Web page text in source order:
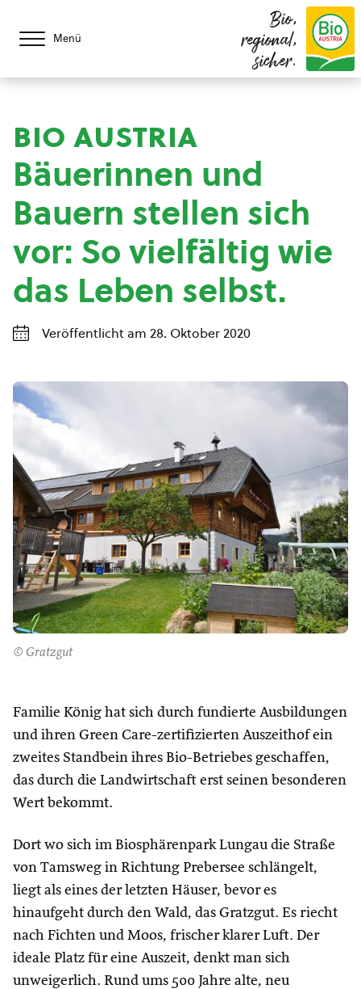
Menü
Bio,
regional,
sicher.
bio austria
Bäuerinnen und
Bauern stellen sich
vor: So vielfältig wie
das Leben selbst.
Veröffentlicht am 28. Oktober 2020
© Gratzgut
Familie König hat sich durch fundierte Ausbildungen
und ihren Green Care-zertifizierten Auszeithof ein
zweites Standbein ihres Bio-Betriebes geschaffen,
das durch die Landwirtschaft erst seinen besonderen
Wert bekommt.
Dort wo sich im Biosphärenpark Lungau die Straße
von Tamsweg in Richtung Prebersee schlängelt,
liegt als eines der letzten Häuser, bevor es
hinaufgeht durch den Wald, das Gratzgut. Es riecht
nach Fichten und Moos, frischer klarer Luft. Der
ideale Platz für eine Auszeit, denkt man sich
unweigerlich. Rund ums 500 Jahre alte, neu